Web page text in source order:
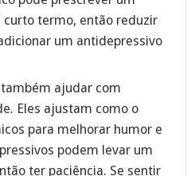
termo, então reduzir
um antidepressivo
ajudar com
Eles ajustam como o
para melhorar humor e
podem levar um
ter paciência. Se sentir